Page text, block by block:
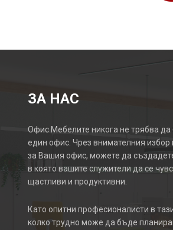
ЗА НАС
Офис Мебелите никога не трябва
един офис. Чрез внимателния избор
за Вашия офис, можете да
в която вашите служители да се
щастливи и продуктивни.
Като опитни професионалисти в
колко трудно може да бъде